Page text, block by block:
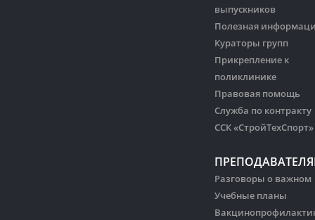
выпускников
Полезная
Кураторы групп
Прикрепление к
поликлинике
Правовая помощь
Служба по контракту
ССК «СтройТехСпорт»
Разговоры о важном
Учебные планы